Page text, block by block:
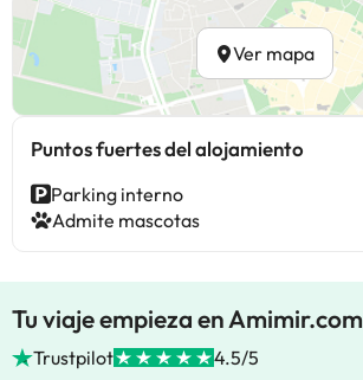
Ver mapa
Puntos fuertes del alojamiento
Parking interno
Admite mascotas
Tu viaje empieza en Amimir.com
Trustpilot 4.5/5